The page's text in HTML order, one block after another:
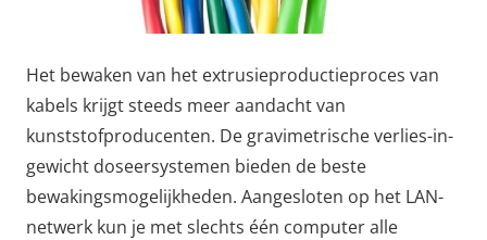
Het bewaken van het extrusieproductieproces van
kabels krijgt steeds meer aandacht van
kunststofproducenten. De gravimetrische verlies-in-
gewicht doseersystemen bieden de beste
bewakingsmogelijkheden. Aangesloten op het LAN-
netwerk kun je met slechts één computer alle